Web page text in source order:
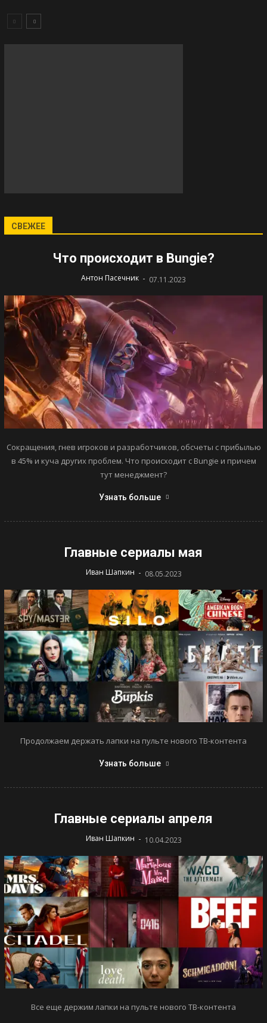
СВЕЖЕЕ
Что происходит в Bungie?
Антон Пасечник - 07.11.2023
Сокращения, гнев игроков и разработчиков, обсчеты с прибылью
в 45% и куча других проблем. Что происходит с Bungie и причем
тут менеджмент?
Узнать больше
Главные сериалы мая
Иван Шапкин - 08.05.2023
Продолжаем держать лапки на пульте нового ТВ-контента
Узнать больше
Главные сериалы апреля
Иван Шапкин - 10.04.2023
Все еще держим лапки на пульте нового ТВ-контента